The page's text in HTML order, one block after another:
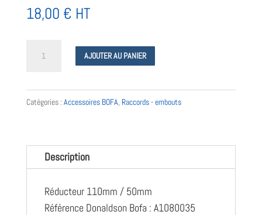
18,00 € HT
110/50
A1080035
AJOUTER AU PANIER
Catégories : Accessoires BOFA, Raccords - embouts
Description
Réducteur 110mm / 50mm
Référence Donaldson Bofa : A1080035